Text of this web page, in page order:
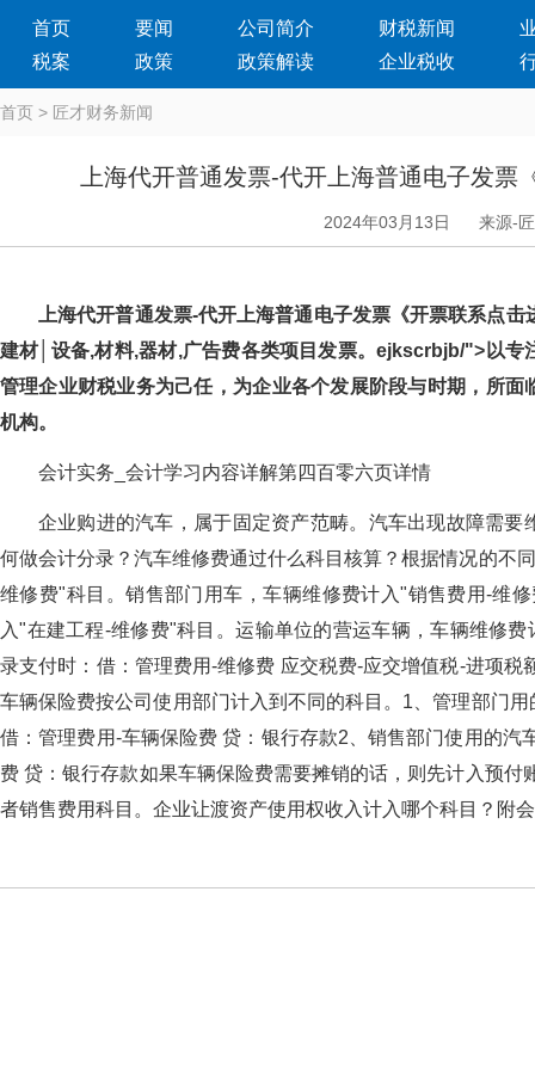
首页 要闻 公司简介 财税新闻
税案
政策 政策解读 企业税收
首页 > 匠才财务新闻
上海代开普通发票-代开上海普通电子发
2024年03月13日 来源-
上海代开普通发票-代开上海普通电子发票《开票联系点
建材│设备,材料,器材,广告费各类项目发票。ejkscrbjb/">以专注
管理企业财税业务为己任，为企业各个发展阶段与时期
机构。
会计实务_会计学习内容详解第四百零六页详情
企业购进的汽车，属于固定资产范畴。汽车出现故障需要维
何做会计分录？汽车维修费通过什么科目核算？根据情况的不
维修费"科目。销售部门用车，车辆维修费计入"销售费用-维
入"在建工程-维修费"科目。运输单位的营运车辆，车辆维
录支付时：借：管理费用-维修费 应交税费-应交增值税-进项税
车辆保险费按公司使用部门计入到不同的科目。1、管理部门用
借：管理费用-车辆保险费 贷：银行存款2、销售部门使用的
费 贷：银行存款如果车辆保险费需要摊销的话，则先计入预付
者销售费用科目。企业让渡资产使用权收入计入哪个科目？附